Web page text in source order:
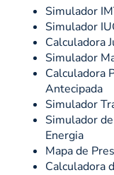
Simulador
Simulador
Calculadora
Simulador
Calculadora
Antecipada
Simulador
Simulador
Energia
Mapa de
Calculadora